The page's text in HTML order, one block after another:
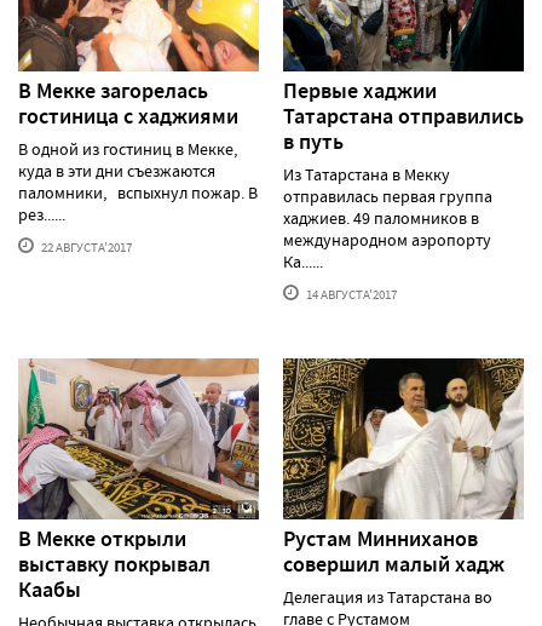
В Мекке загорелась
гостиница с хаджиями
В одной из гостиниц в Мекке,
куда в эти дни съезжаются
паломники, вспыхнул пожар. В
рез......
22 АВГУСТА'2017
Первые хаджии
Татарстана отправились
в путь
Из Татарстана в Мекку
отправилась первая группа
хаджиев. 49 паломников в
международном аэропорту
Ка......
14 АВГУСТА'2017
В Мекке открыли
выставку покрывал
Каабы
Рустам Минниханов
совершил малый хадж
Делегация из Татарстана во
главе с Рустамом